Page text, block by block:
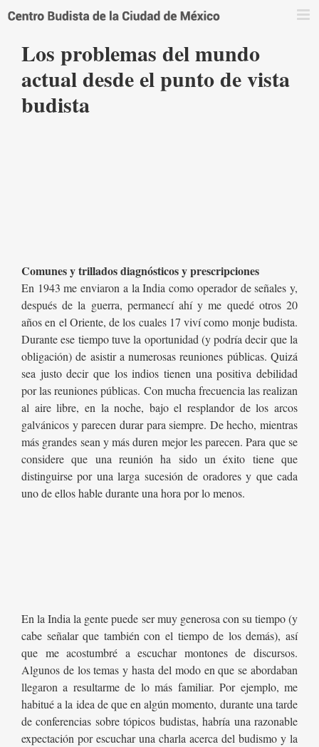
Los problemas del mundo
actual desde el punto de vista
budista
Comunes y trillados diagnósticos y prescripciones
En 1943 me enviaron a la India como operador de señales y,
después de la guerra, permanecí ahí y me quedé otros 20
años en el Oriente, de los cuales 17 viví como monje budista.
Durante ese tiempo tuve la oportunidad (y podría decir que la
obligación) de asistir a numerosas reuniones públicas. Quizá
sea justo decir que los indios tienen una positiva debilidad
por las reuniones públicas. Con mucha frecuencia las realizan
al aire libre, en la noche, bajo el resplandor de los arcos
galvánicos y parecen durar para siempre. De hecho, mientras
más grandes sean y más duren mejor les parecen. Para que se
considere que una reunión ha sido un éxito tiene que
distinguirse por una larga sucesión de oradores y que cada
uno de ellos hable durante una hora por lo menos.
En la India la gente puede ser muy generosa con su tiempo (y
cabe señalar que también con el tiempo de los demás), así
que me acostumbré a escuchar montones de discursos.
Algunos de los temas y hasta del modo en que se abordaban
llegaron a resultarme de lo más familiar. Por ejemplo, me
habitué a la idea de que en algún momento, durante una tarde
de conferencias sobre tópicos budistas, habría una razonable
expectación por escuchar una charla acerca del budismo y la